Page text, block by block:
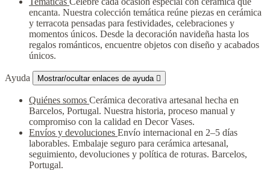
encanta. Nuestra colección temática reúne piezas en cerámica
y terracota pensadas para festividades, celebraciones y
momentos únicos. Desde la decoración navideña hasta los
regalos románticos, encuentre objetos con diseño y acabados
únicos.
Ayuda Mostrar/ocultar enlaces de ayuda 
Quiénes somos Cerámica decorativa artesanal hecha en
Barcelos, Portugal. Nuestra historia, proceso manual y
compromiso con la calidad en Decor Vases.
Envíos y devoluciones Envío internacional en 2–5 días
laborables. Embalaje seguro para cerámica artesanal,
seguimiento, devoluciones y política de roturas. Barcelos,
Portugal.